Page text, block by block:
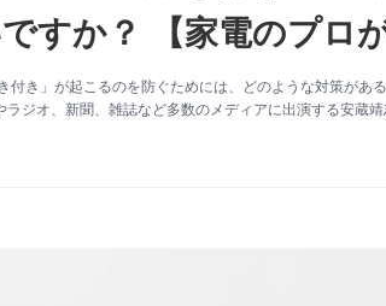
すか？ 【家電のプロが
付き」が起こるのを防ぐためには、どのような対策があ
ラジオ、新聞、雑誌など多数のメディアに出演する安蔵靖